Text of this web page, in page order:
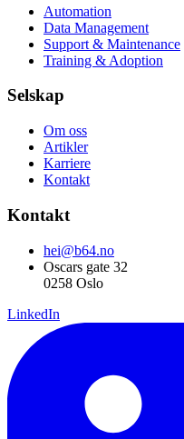
Automation
Data Management
Support & Maintenance
Training & Adoption
Selskap
Om oss
Artikler
Karriere
Kontakt
Kontakt
hei@b64.no
Oscars gate 32
0258 Oslo
LinkedIn